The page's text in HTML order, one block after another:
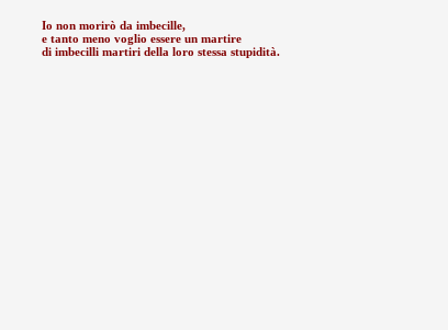
Io non morirò da imbecille,
e tanto meno voglio essere un martire
di imbecilli martiri della loro stessa stupidità.